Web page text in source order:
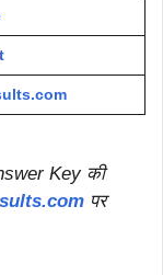
Key की
पर